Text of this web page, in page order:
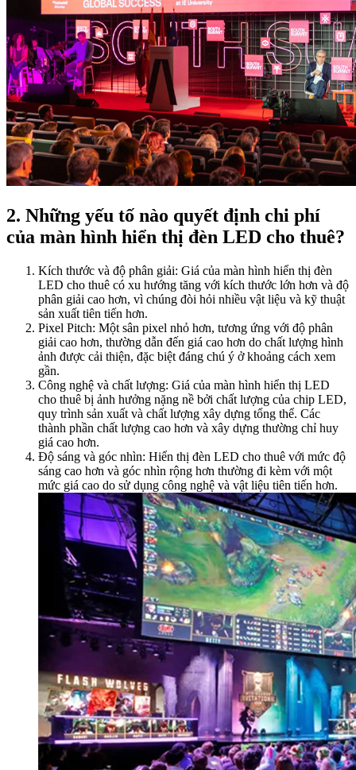
2. Những yếu tố nào quyết định chi phí
của màn hình hiển thị đèn LED cho thuê?
Kích thước và độ phân giải: Giá của màn hình hiển thị đèn
LED cho thuê có xu hướng tăng với kích thước lớn hơn và độ
phân giải cao hơn, vì chúng đòi hỏi nhiều vật liệu và kỹ thuật
sản xuất tiên tiến hơn.
Pixel Pitch: Một sân pixel nhỏ hơn, tương ứng với độ phân
giải cao hơn, thường dẫn đến giá cao hơn do chất lượng hình
ảnh được cải thiện, đặc biệt đáng chú ý ở khoảng cách xem
gần.
Công nghệ và chất lượng: Giá của màn hình hiển thị LED
cho thuê bị ảnh hưởng nặng nề bởi chất lượng của chip LED,
quy trình sản xuất và chất lượng xây dựng tổng thể. Các
thành phần chất lượng cao hơn và xây dựng thường chỉ huy
giá cao hơn.
Độ sáng và góc nhìn: Hiển thị đèn LED cho thuê với mức độ
sáng cao hơn và góc nhìn rộng hơn thường đi kèm với một
mức giá cao do sử dụng công nghệ và vật liệu tiên tiến hơn.